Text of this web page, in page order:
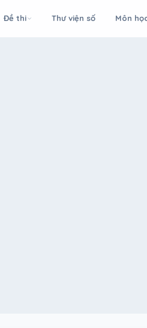
Đề thi Thư viện số Môn